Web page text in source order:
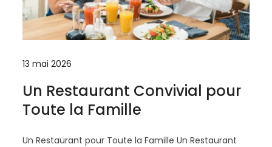
13 mai 2026
Un Restaurant Convivial pour
Toute la Famille
Un Restaurant pour Toute la Famille Un Restaurant